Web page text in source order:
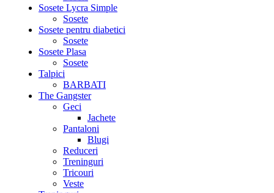
Sosete Lycra Simple
Sosete
Sosete pentru diabetici
Sosete
Sosete Plasa
Sosete
Talpici
BARBATI
The Gangster
Geci
Jachete
Pantaloni
Blugi
Reduceri
Treninguri
Tricouri
Veste